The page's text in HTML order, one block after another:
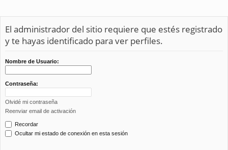
El administrador del sitio requiere que estés registrado
y te hayas identificado para ver perfiles.
Nombre de Usuario:
Contraseña:
Olvidé mi contraseña
Reenviar email de activación
Recordar
Ocultar mi estado de conexión en esta sesión